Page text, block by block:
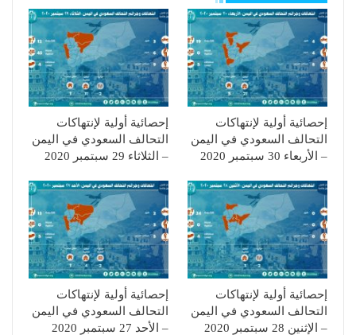
إحصائية أولية لإنتهاكات
التحالف السعودي في اليمن
– الأربعاء 30 سبتمبر 2020
إحصائية أولية لإنتهاكات
التحالف السعودي في اليمن
– الثلاثاء 29 سبتمبر 2020
إحصائية أولية لإنتهاكات
التحالف السعودي في اليمن
– الإثنين 28 سبتمبر 2020
إحصائية أولية لإنتهاكات
التحالف السعودي في اليمن
– الأحد 27 سبتمبر 2020